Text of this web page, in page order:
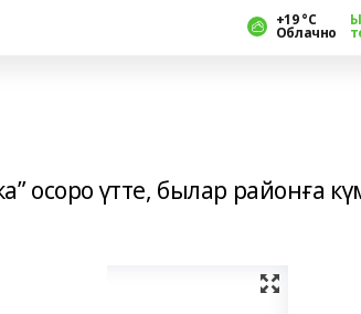
+19 °С
Облачно
осоро үтте, былар районға